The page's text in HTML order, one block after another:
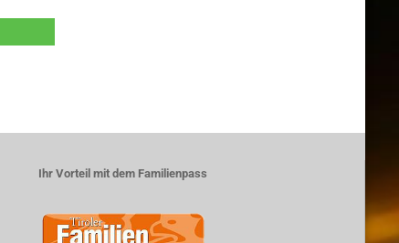
Ihr Vorteil mit dem Familienpass